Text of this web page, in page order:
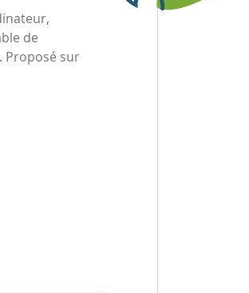
de
Proposé sur